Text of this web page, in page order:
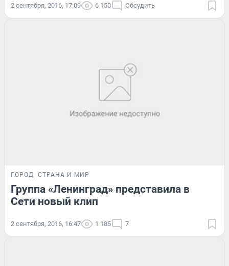
2 сентября, 2016, 17:09 6 150 Обсудить
ГОРОД СТРАНА И МИР
Группа «Ленинград» представила в
Сети новый клип
2 сентября, 2016, 16:47 1 185 7